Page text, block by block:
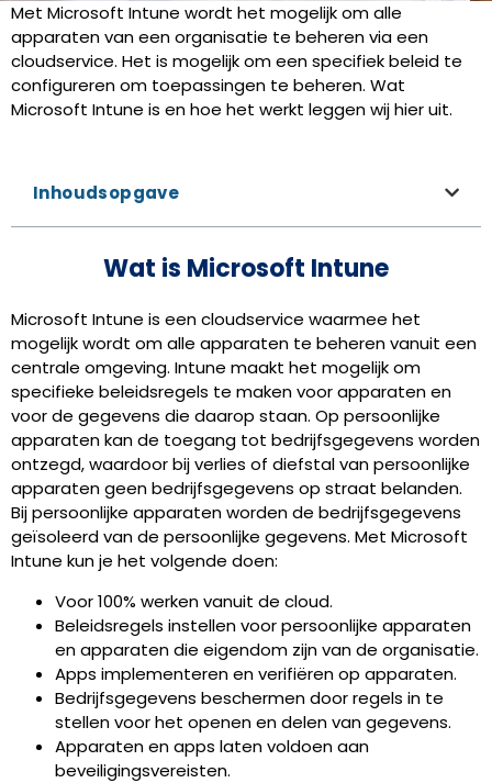
Met Microsoft Intune wordt het mogelijk om alle
apparaten van een organisatie te beheren via een
cloudservice. Het is mogelijk om een specifiek beleid te
configureren om toepassingen te beheren. Wat
Microsoft Intune is en hoe het werkt leggen wij hier uit.
Inhoudsopgave
Wat is Microsoft Intune
Microsoft Intune is een cloudservice waarmee het
mogelijk wordt om alle apparaten te beheren vanuit een
centrale omgeving. Intune maakt het mogelijk om
specifieke beleidsregels te maken voor apparaten en
voor de gegevens die daarop staan. Op persoonlijke
apparaten kan de toegang tot bedrijfsgegevens worden
ontzegd, waardoor bij verlies of diefstal van persoonlijke
apparaten geen bedrijfsgegevens op straat belanden.
Bij persoonlijke apparaten worden de bedrijfsgegevens
geïsoleerd van de persoonlijke gegevens. Met Microsoft
Intune kun je het volgende doen:
Voor 100% werken vanuit de cloud.
Beleidsregels instellen voor persoonlijke apparaten
en apparaten die eigendom zijn van de organisatie.
Apps implementeren en verifiëren op apparaten.
Bedrijfsgegevens beschermen door regels in te
stellen voor het openen en delen van gegevens.
Apparaten en apps laten voldoen aan
beveiligingsvereisten.